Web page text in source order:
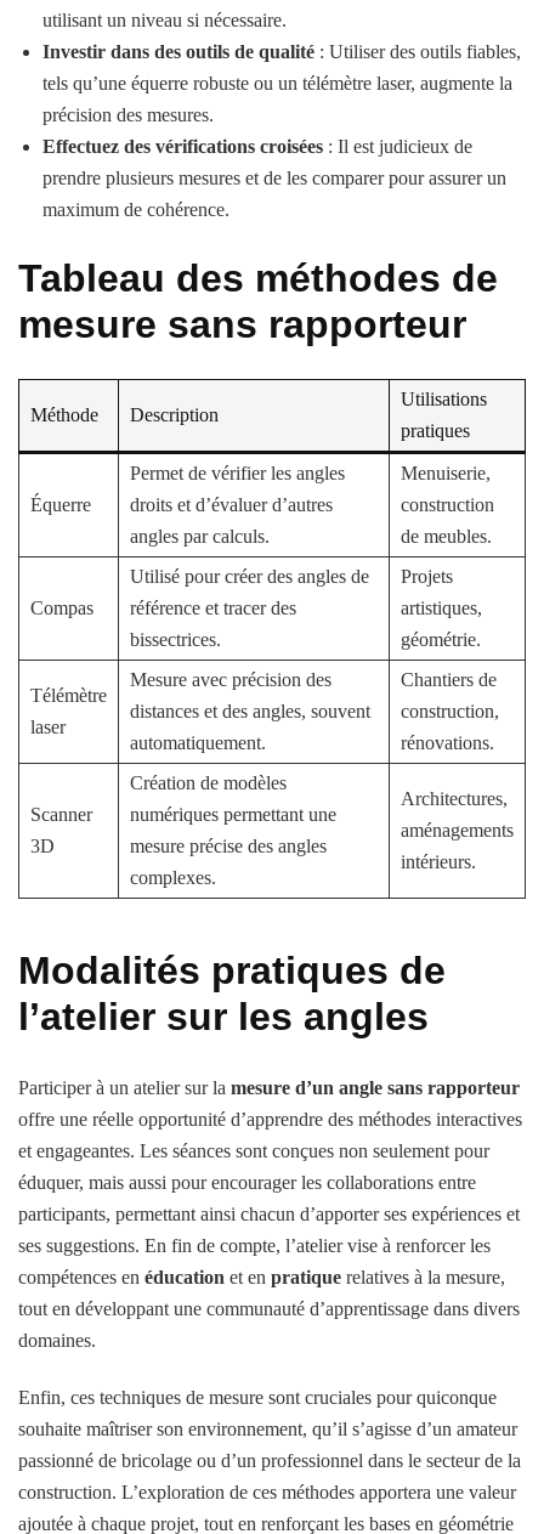
utilisant un niveau si nécessaire.
Investir dans des outils de qualité : Utiliser des outils fiables,
tels qu’une équerre robuste ou un télémètre laser, augmente la
précision des mesures.
Effectuez des vérifications croisées : Il est judicieux de
prendre plusieurs mesures et de les comparer pour assurer un
maximum de cohérence.
Tableau des méthodes de
mesure sans rapporteur
Méthode Description
Utilisations
pratiques
Équerre
Permet de vérifier les angles
droits et d’évaluer d’autres
angles par calculs.
Menuiserie,
construction
de meubles.
Compas
Utilisé pour créer des angles de
référence et tracer des
bissectrices.
Projets
artistiques,
géométrie.
Télémètre
laser
Mesure avec précision des
distances et des angles, souvent
automatiquement.
Chantiers de
construction,
rénovations.
Scanner
3D
Création de modèles
numériques permettant une
mesure précise des angles
complexes.
Architectures,
aménagements
intérieurs.
Modalités pratiques de
l’atelier sur les angles
Participer à un atelier sur la mesure d’un angle sans rapporteur
offre une réelle opportunité d’apprendre des méthodes interactives
et engageantes. Les séances sont conçues non seulement pour
éduquer, mais aussi pour encourager les collaborations entre
participants, permettant ainsi chacun d’apporter ses expériences et
ses suggestions. En fin de compte, l’atelier vise à renforcer les
compétences en éducation et en pratique relatives à la mesure,
tout en développant une communauté d’apprentissage dans divers
domaines.
Enfin, ces techniques de mesure sont cruciales pour quiconque
souhaite maîtriser son environnement, qu’il s’agisse d’un amateur
passionné de bricolage ou d’un professionnel dans le secteur de la
construction. L’exploration de ces méthodes apportera une valeur
ajoutée à chaque projet, tout en renforçant les bases en géométrie